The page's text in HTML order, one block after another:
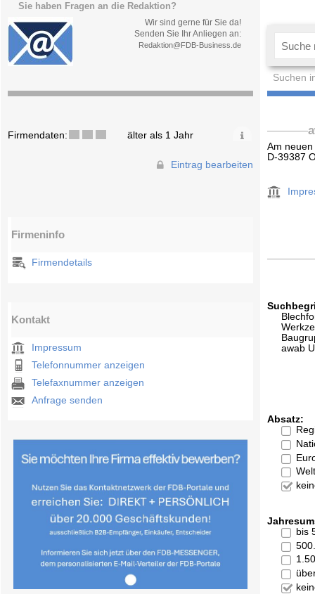
Sie haben Fragen an die Redaktion?
Wir sind gerne für Sie da!
Senden Sie Ihr Anliegen an:
Redaktion@FDB-Business.de
Suchen
Firmendaten: älter als 1 Jahr
Eintrag bearbeiten
Firmeninfo
Firmendetails
Kontakt
Impressum
Telefonnummer anzeigen
Telefaxnummer anzeigen
Anfrage senden
Am neuen
D-39387
awab
Absatz:
bis